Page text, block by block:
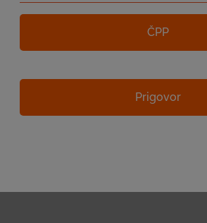
ČPP
Prigovor